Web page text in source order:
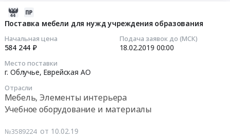
Поставка мебели для нужд учреждения образования
Начальная цена
584 244 ₽
Подача заявок до (МСК)
18.02.2019 00:00
Место поставки
г. Облучье, Еврейская АО
Отрасли
Мебель, Элементы интерьера
Учебное оборудование и материалы
№3589224 от 10.02.19